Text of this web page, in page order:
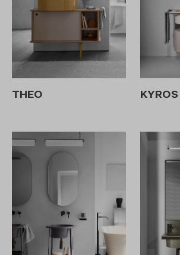
THEO KYROS